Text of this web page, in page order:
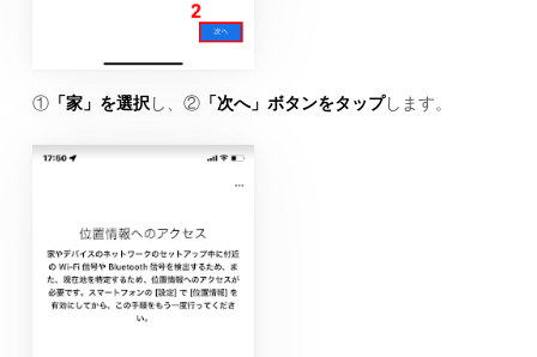
①「家」を選択し、②「次へ」ボタンをタップします。